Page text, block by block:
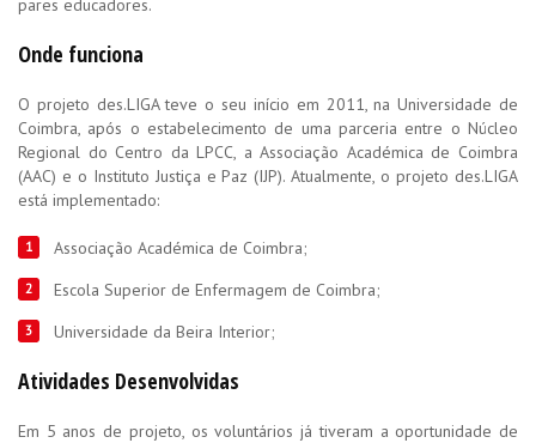
pares educadores.
Onde funciona
O projeto des.LIGA teve o seu início em 2011, na Universidade de
Coimbra, após o estabelecimento de uma parceria entre o Núcleo
Regional do Centro da LPCC, a Associação Académica de Coimbra
(AAC) e o Instituto Justiça e Paz (IJP). Atualmente, o projeto des.LIGA
está implementado:
Associação Académica de Coimbra;
Escola Superior de Enfermagem de Coimbra;
Universidade da Beira Interior;
Atividades Desenvolvidas
Em 5 anos de projeto, os voluntários já tiveram a oportunidade de